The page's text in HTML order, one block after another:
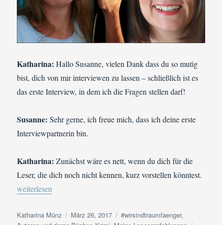
Katharina:Hallo Susanne, vielen Dank dass du so mutig
bist, dich von mir interviewen zu lassen – schließlich ist es
das erste Interview, in dem ich die Fragen stellen darf!
Susanne: Sehr gerne, ich freue mich, dass ich deine erste
Interviewpartnerin bin.
Katharina: Zunächst wäre es nett, wenn du dich für die
Leser, die dich noch nicht kennen, kurz vorstellen könntest.
„Interview: Fragen an Krimi-Autorin Susanne Pohl“
weiterlesen
Autor
Katharina Münz
Veröffentlicht
März 26, 2017 Kategorien
#wirsindtraumfaenger,